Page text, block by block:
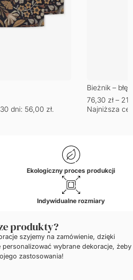
dni: 56,00 zł.
Bieżnik –
76,30 zł –
Najniższa
Ekologiczny proces produkcji
Indywidualne rozmiary
produkty?
szyjemy na zamówienie, dzięki
wybrane dekoracje, żeby
zastosowania!